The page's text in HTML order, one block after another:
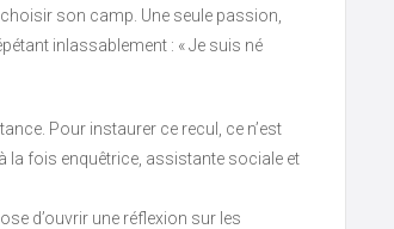
son camp. Une seule passion,
inlassablement : « Je suis né
Pour instaurer ce recul, ce n’est
la fois enquêtrice, assistante sociale et
d’ouvrir une réflexion sur les